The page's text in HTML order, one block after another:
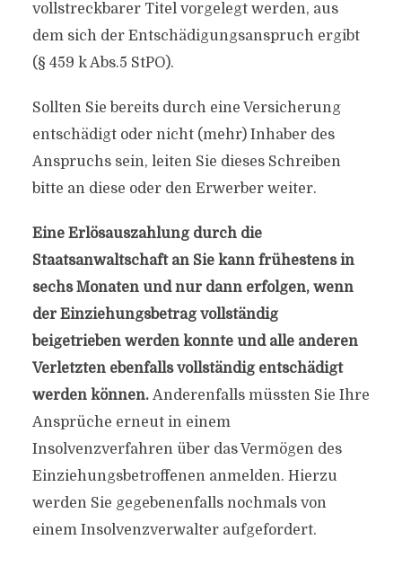
vollstreckbarer Titel vorgelegt werden, aus
dem sich der Entschädigungsanspruch ergibt
(§ 459 k Abs.5 StPO).
Sollten Sie bereits durch eine Versicherung
entschädigt oder nicht (mehr) Inhaber des
Anspruchs sein, leiten Sie dieses Schreiben
bitte an diese oder den Erwerber weiter.
Eine Erlösauszahlung durch die
Staatsanwaltschaft an Sie kann frühestens in
sechs Monaten und nur dann erfolgen, wenn
der Einziehungsbetrag vollständig
beigetrieben werden konnte und alle anderen
Verletzten ebenfalls vollständig entschädigt
werden können. Anderenfalls müssten Sie Ihre
Ansprüche erneut in einem
Insolvenzverfahren über das Vermögen des
Einziehungsbetroffenen anmelden. Hierzu
werden Sie gegebenenfalls nochmals von
einem Insolvenzverwalter aufgefordert.